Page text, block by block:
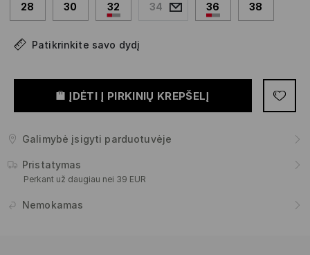
28 30 32 34 36 38
Patikrinkite savo dydį
ĮDĖTI Į PIRKINIŲ KREPŠELĮ
Galimybė įsigyti parduotuvėje
Pristatymas
Perkant už daugiau nei 39 EUR
Nemokamas